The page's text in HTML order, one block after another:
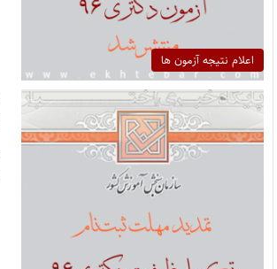
اعلام نتیجه آزمون ها